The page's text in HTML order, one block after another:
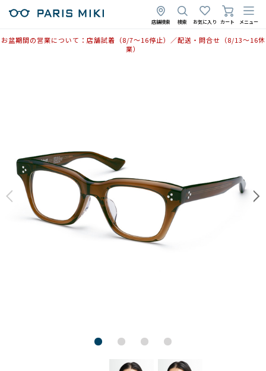
店舗検索 検索 お気に入り カート メニュー
お盆期間の営業について：店舗試着（8/7〜16停止）／配送・問合せ（8/13〜16休
業）